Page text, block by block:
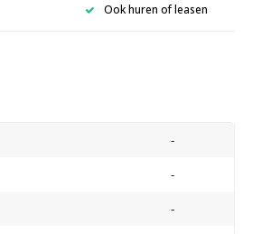
Ook huren of leasen
-
-
-